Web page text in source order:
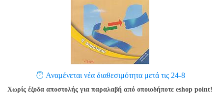
Αναμένεται νέα διαθεσιμότητα μετά τις 24-8
Χωρίς έξοδα αποστολής για παραλαβή από οποιοδήποτε eshop point!